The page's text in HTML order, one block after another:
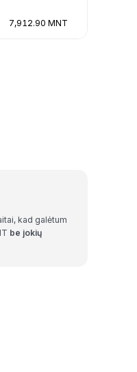
7,912.90 MNT
kad galėtum
be jokių